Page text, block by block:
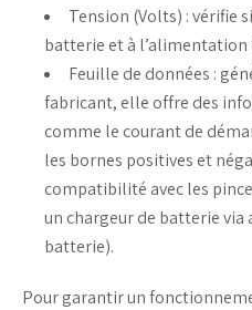
Tension (Volts) : vérifie
batterie et à
Feuille de données :
fabricant, elle offre des
comme le courant de
les bornes positives et
compatibilité avec les
un chargeur de batterievia
batterie).
Pour garantir un